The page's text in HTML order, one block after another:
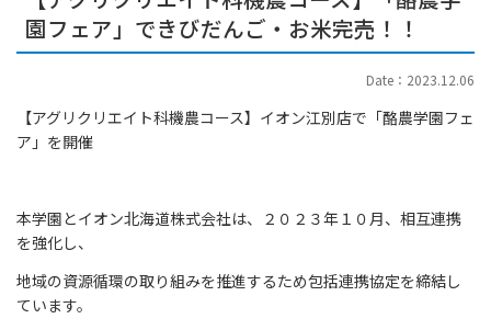
園フェア」できびだんご・お米完売！！
Date：2023.12.06
【アグリクリエイト科機農コース】イオン江別店で「酪農学園フェ
ア」を開催
本学園とイオン北海道株式会社は、２０２３年１０月、相互連携
を強化し、
地域の資源循環の取り組みを推進するため包括連携協定を締結し
ています。